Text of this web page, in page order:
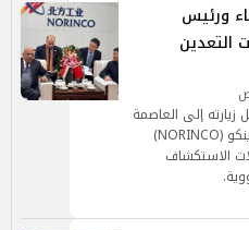
ورئيس
التعدين
زيارته إلى العاصمة
الصينية بكين بلقاء رئيس مجموعة نورينكو (NORINCO)
الاستكشاف